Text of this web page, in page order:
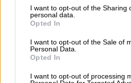
not limited to your visit or usage
grant or deny consent to Google
use your data for below specified
consent section.
I want to opt-out of the Sharing
personal data.
Opted In
I want to opt-out of the Sale of
Personal Data.
Opted In
I want to opt-out of processing
την ώρα ως
καλύτερο θα ήταν
Συνήγορος: Σας ρωτάω
προβλεπόταν;
Μάρτυρας
: Το